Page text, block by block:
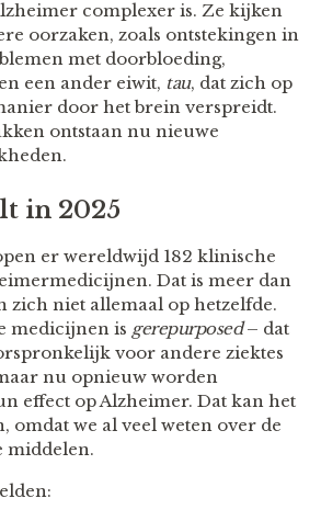
complexer is. Ze kijken
oorzaken, zoals ontstekingen in
met doorbloeding,
een ander eiwit, tau, dat zich op
door het brein verspreidt.
ontstaan nu nieuwe
in 2025
er wereldwijd 182 klinische
Dat is meer dan
zich niet allemaal op hetzelfde.
medicijnen is gerepurposed– dat
voor andere ziektes
nu opnieuw worden
effect op Alzheimer. Dat kan het
omdat we al veel weten over de
middelen.